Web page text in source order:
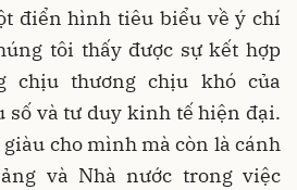
điển hình tiêu biểu về ý chí
tôi thấy được sự kết hợp
chịu thương chịu khó của
số và tư duy kinh tế hiện đại.
cho mình mà còn là cánh
và Nhà nước trong việc